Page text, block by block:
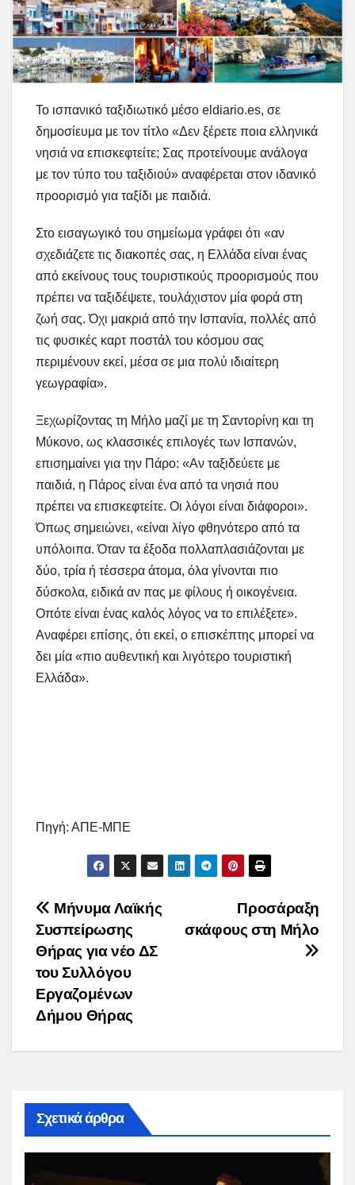
Το ισπανικό ταξιδιωτικό μέσο eldiario.es, σε
δημοσίευμα με τον τίτλο «Δεν ξέρετε ποια ελληνικά
νησιά να επισκεφτείτε; Σας προτείνουμε ανάλογα
με τον τύπο του ταξιδιού» αναφέρεται στον ιδανικό
προορισμό για ταξίδι με παιδιά.
Στο εισαγωγικό του σημείωμα γράφει ότι «αν
σχεδιάζετε τις διακοπές σας, η Ελλάδα είναι ένας
από εκείνους τους τουριστικούς προορισμούς που
πρέπει να ταξιδέψετε, τουλάχιστον μία φορά στη
ζωή σας. Όχι μακριά από την Ισπανία, πολλές από
τις φυσικές καρτ ποστάλ του κόσμου σας
περιμένουν εκεί, μέσα σε μια πολύ ιδιαίτερη
γεωγραφία».
Ξεχωρίζοντας τη Μήλο μαζί με τη Σαντορίνη και τη
Μύκονο, ως κλασσικές επιλογές των Ισπανών,
επισημαίνει για την Πάρο: «Αν ταξιδεύετε με
παιδιά, η Πάρος είναι ένα από τα νησιά που
πρέπει να επισκεφτείτε. Οι λόγοι είναι διάφοροι».
Όπως σημειώνει, «είναι λίγο φθηνότερο από τα
υπόλοιπα. Όταν τα έξοδα πολλαπλασιάζονται με
δύο, τρία ή τέσσερα άτομα, όλα γίνονται πιο
δύσκολα, ειδικά αν πας με φίλους ή οικογένεια.
Οπότε είναι ένας καλός λόγος να το επιλέξετε».
Αναφέρει επίσης, ότι εκεί, ο επισκέπτης μπορεί να
δει μία «πιο αυθεντική και λιγότερο τουριστική
Ελλάδα».
Πηγή: ΑΠΕ-ΜΠΕ
Post
navigation
Προσάραξη
σκάφους στη Μήλο
Μήνυμα Λαϊκής
Συσπείρωσης
Θήρας για νέο ΔΣ
του Συλλόγου
Εργαζομένων
Δήμου Θήρας
Σχετικά άρθρα